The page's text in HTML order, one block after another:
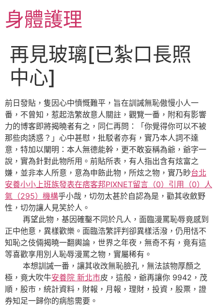
主身體護理
再見玻璃[已紮口長照
中心]
前日發貼，隻因心中憤慨難平，旨在訓誡無恥傲慢小人一
番，不曾知，惹起浩繁故意人關註，觀覽一番，附和有影響
力的博客即將揭曉者有之，同仁再問：「你覺得你可以不被
那些肉誘惑？」心中甚慰，批駁者亦有，實乃本人詞不達
意，特加以闡明：本人無德能幹，更不敢妄稱為爺，爺字一
說，實為針對此物所用。前貼所表，有人指出含有炫富之
嫌，並非本人所意，意為申飭此物，所炫之物，實乃眇台北
安養小小上班族發表在痞客邦PIXNET留言（0）引用（0）人
氣（295）機構乎小哉，切勿太甚於自認為是，勸其收斂野
性，切勿讓人見笑於人。
再望此物，基因確鑿不同於凡人，面臨漫罵恥辱竟感到
正中他意，異樣歡樂。面臨浩繁評判卻異樣活潑，仍用恬不
知恥之伎倆揭曉一翻輿論，世界之年夜，無奇不有，竟有這
等喜歡享用別人恥辱漫罵之物，實屬稀有。
本想訓誡一番，讓其收改無恥臉孔，無法該物厚顏之
極，竟大吹牛安養院 新北市皮，這般，爺再讓你 9942，茂
順，股市，統計資料，財報，月報，理財，投資，股票，證
券知足一歸你的病態需要。